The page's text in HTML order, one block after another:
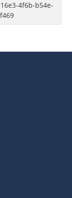
4f6b-b54e-